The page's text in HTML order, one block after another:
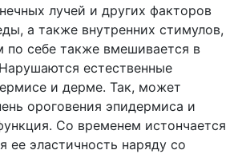
лучей и других факторов
а также внутренних стимулов,
по себе также вмешивается в
естественные
и дерме. Так, может
ороговения эпидермиса и
Со временем истончается
ее эластичность наряду со